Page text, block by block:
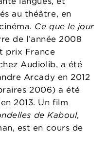
au théâtre, en
Ce que le jour
de l’année 2008
prix France
Audiolib, a été
Arcady en 2012
2006) a été
2013. Un film
de Kaboul,
est en cours de